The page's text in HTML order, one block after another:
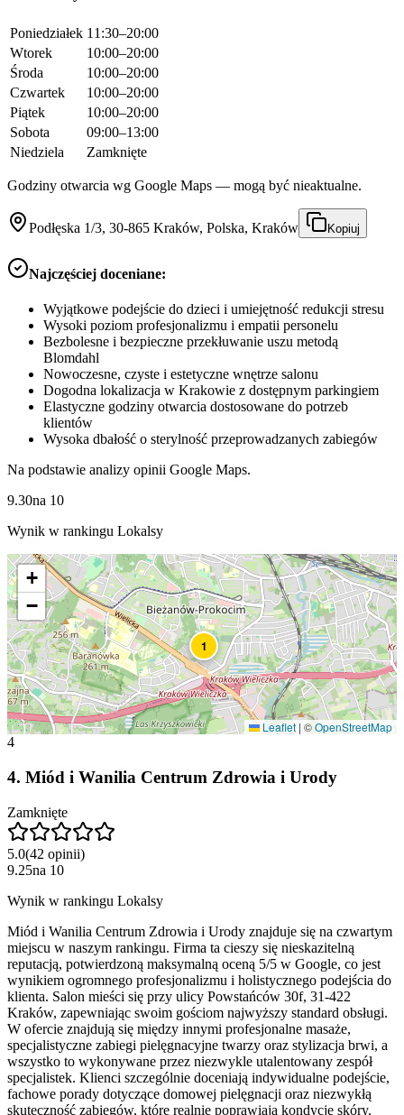
Poniedziałek 11:30–20:00
Wtorek
10:00–20:00
Środa
10:00–20:00
Czwartek
10:00–20:00
Piątek
10:00–20:00
Sobota
09:00–13:00
Niedziela
Zamknięte
Godziny otwarcia wg Google Maps — mogą być nieaktualne.
Podłęska 1/3, 30-865 Kraków, Polska, Kraków Kopiuj
Najczęściej doceniane:
Wyjątkowe podejście do dzieci i umiejętność redukcji stresu
Wysoki poziom profesjonalizmu i empatii personelu
Bezbolesne i bezpieczne przekłuwanie uszu metodą
Blomdahl
Nowoczesne, czyste i estetyczne wnętrze salonu
Dogodna lokalizacja w Krakowie z dostępnym parkingiem
Elastyczne godziny otwarcia dostosowane do potrzeb
klientów
Wysoka dbałość o sterylność przeprowadzanych zabiegów
Na podstawie analizy opinii Google Maps.
9.30na 10
Wynik w rankingu Lokalsy
1
+
−
Leaflet | ©OpenStreetMap
4
4. Miód i Wanilia Centrum Zdrowia i Urody
Zamknięte
5.0(42 opinii)
9.25na 10
Wynik w rankingu Lokalsy
Miód i Wanilia Centrum Zdrowia i Urody znajduje się na czwartym
miejscu w naszym rankingu. Firma ta cieszy się nieskazitelną
reputacją, potwierdzoną maksymalną oceną 5/5 w Google, co jest
wynikiem ogromnego profesjonalizmu i holistycznego podejścia do
klienta. Salon mieści się przy ulicy Powstańców 30f, 31-422
Kraków, zapewniając swoim gościom najwyższy standard obsługi.
W ofercie znajdują się między innymi profesjonalne masaże,
specjalistyczne zabiegi pielęgnacyjne twarzy oraz stylizacja brwi, a
wszystko to wykonywane przez niezwykle utalentowany zespół
specjalistek. Klienci szczególnie doceniają indywidualne podejście,
fachowe porady dotyczące domowej pielęgnacji oraz niezwykłą
skuteczność zabiegów, które realnie poprawiają kondycję skóry.